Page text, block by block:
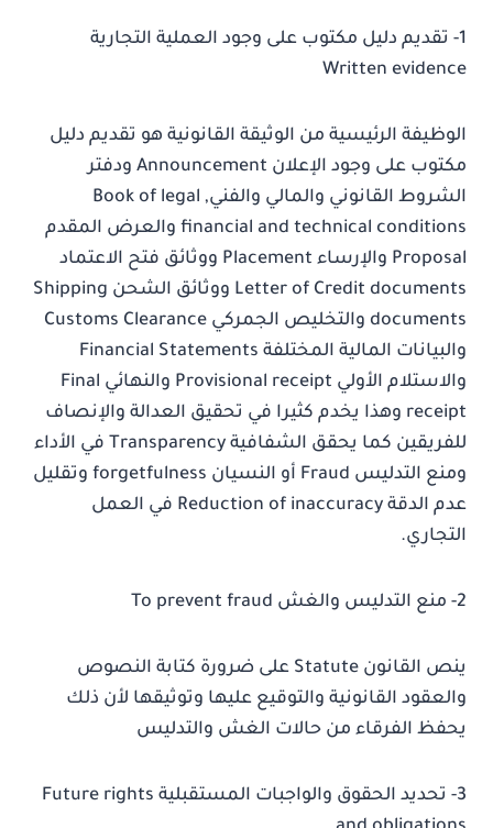
1- تقديم دليل مكتوب على وجود العملية التجارية
Written evidence
الوظيفة الرئيسية من الوثيقة القانونية هو تقديم دليل
مكتوب على وجود الإعلان Announcement ودفتر
الشروط القانوني والمالي والفنيBook of legal ,
financial and technical conditions والعرض المقدم
Proposal والإرساء Placement ووثائق فتح الاعتماد
Letter of Credit documents ووثائق الشحن Shipping
documents والتخليص الجمركي Customs Clearance
والبيانات المالية المختلفة Financial Statements
والاستلام الأولي Provisional receipt والنهائي Final
receipt وهذا يخدم كثيرا في تحقيق العدالة والإنصاف
للفريقين كما يحقق الشفافية Transparency في الأداء
ومنع التدليس Fraud أو النسيان forgetfulness وتقليل
عدم الدقة Reduction of inaccuracy في العمل
التجاري.
2- منع التدليس والغش To prevent fraud
ينص القانون Statute على ضرورة كتابة النصوص
والعقود القانونية والتوقيع عليها وتوثيقها لأن ذلك
يحفظ الفرقاء من حالات الغش والتدليس
3- تحديد الحقوق والواجبات المستقبلية Future rights